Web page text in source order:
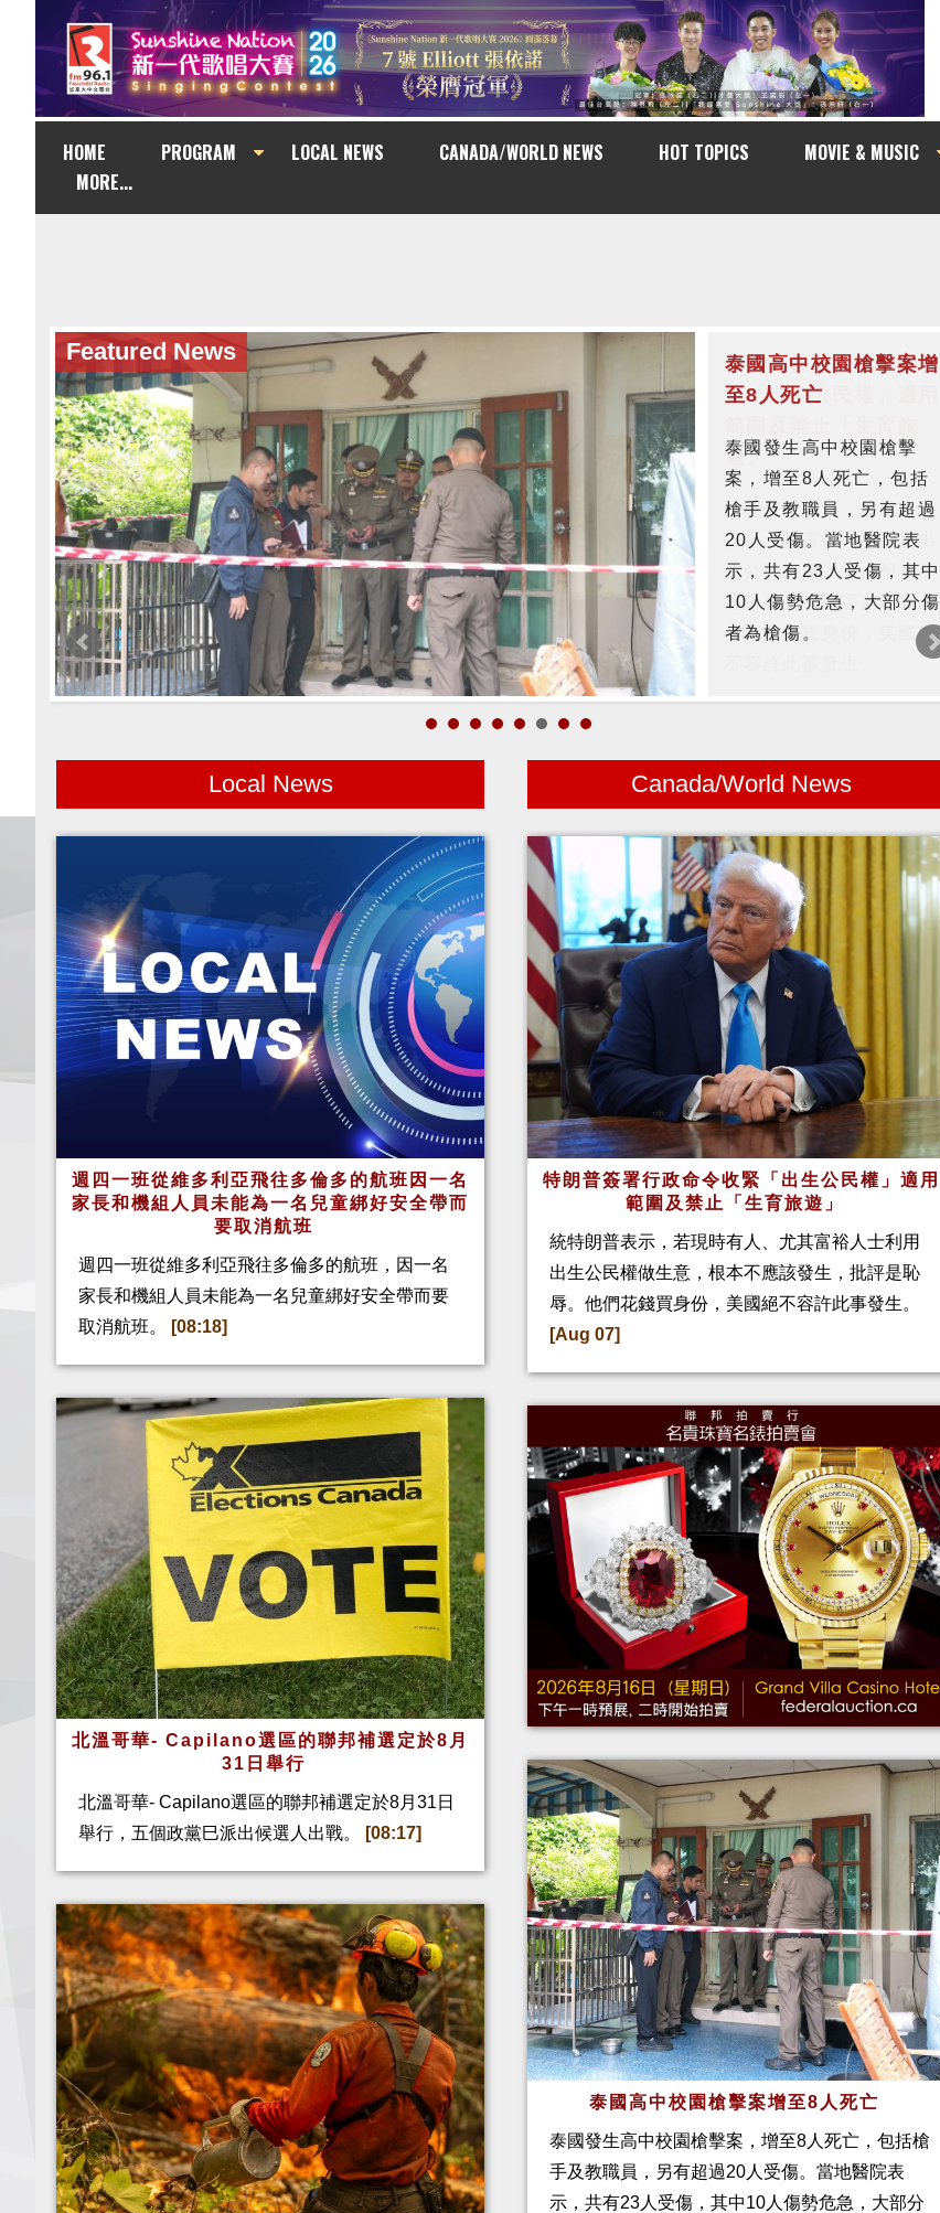
HOME PROGRAM LOCAL NEWS CANADA/WORLD NEWS HOT TOPICS MOVIE & MUSIC
MORE...
Featured News
泰國高中校園槍擊案增
至8人死亡
泰國發生高中校園槍擊
案，增至8人死亡，包括
槍手及教職員，另有超過
20人受傷。當地醫院表
示，共有23人受傷，其中
10人傷勢危急，大部分傷
者為槍傷。
Local News Canada/World News
週四一班從維多利亞飛往多倫多的航班因一名
家長和機組人員未能為一名兒童綁好安全帶而
要取消航班
週四一班從維多利亞飛往多倫多的航班，因一名
家長和機組人員未能為一名兒童綁好安全帶而要
取消航班。
[08:18]
北溫哥華- Capilano選區的聯邦補選定於8月
31日舉行
北溫哥華- Capilano選區的聯邦補選定於8月31日
舉行，五個政黨巳派出候選人出戰。
[08:17]
特朗普簽署行政命令收緊「出生公民權」適用
範圍及禁止「生育旅遊」
統特朗普表示，若現時有人、尤其富裕人士利用
出生公民權做生意，根本不應該發生，批評是恥
辱。他們花錢買身份，美國絕不容許此事發生。
[Aug 07]
泰國高中校園槍擊案增至8人死亡
泰國發生高中校園槍擊案，增至8人死亡，包括槍
手及教職員，另有超過20人受傷。當地醫院表
示，共有23人受傷，其中10人傷勢危急，大部分